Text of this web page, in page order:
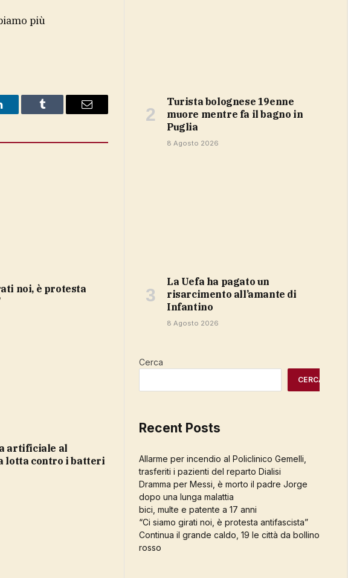
più
Tumblr Email
lotta contro i batteri
Turista bolognese 19enne
muore mentre fa il bagno in
Puglia
8 Agosto 2026
la Uefa ha pagato un
risarcimento all’amante di
Infantino
8 Agosto 2026
Cerca
CERCA
Recent Posts
Allarme per incendio al Policlinico Gemelli,
trasferiti i pazienti del reparto Dialisi
Dramma per Messi, è morto il padre Jorge
dopo una lunga malattia
bici, multe e patente a 17 anni
“Ci siamo girati noi, è protesta antifascista”
Continua il grande caldo, 19 le città da bollino
rosso